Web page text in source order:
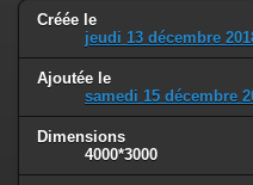
Créée le
jeudi 13 décembre
Ajoutée le
samedi 15 décembre
Dimensions
4000*3000